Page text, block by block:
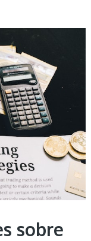
sobre